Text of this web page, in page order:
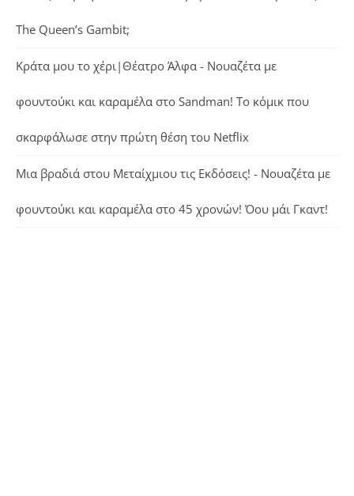
The Queen’s Gambit;
Κράτα μου το χέρι|Θέατρο Άλφα - Νουαζέτα με
φουντούκι και καραμέλα στο Sandman! Το κόμικ που
σκαρφάλωσε στην πρώτη θέση του Netflix
Μια βραδιά στου Μεταίχμιου τις Εκδόσεις! - Νουαζέτα με
φουντούκι και καραμέλα στο 45 χρονών! Όου μάι Γκαντ!